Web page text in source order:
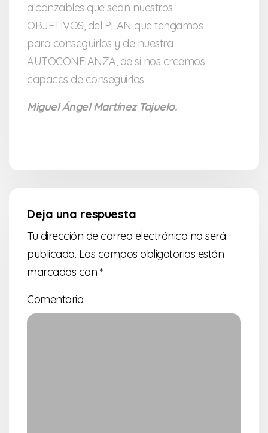
alcanzables que sean nuestros
OBJETIVOS, del PLAN que tengamos
para conseguirlos y de nuestra
AUTOCONFIANZA, de si nos creemos
capaces de conseguirlos.
Miguel Ángel Martínez Tajuelo.
Deja una respuesta
Tu dirección de correo electrónico no será
publicada. Los campos obligatorios están
marcados con *
Comentario